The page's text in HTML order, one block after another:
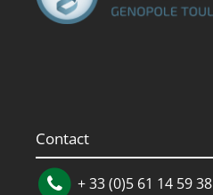
Contact
+ 33 (0)5 61 14 59 38